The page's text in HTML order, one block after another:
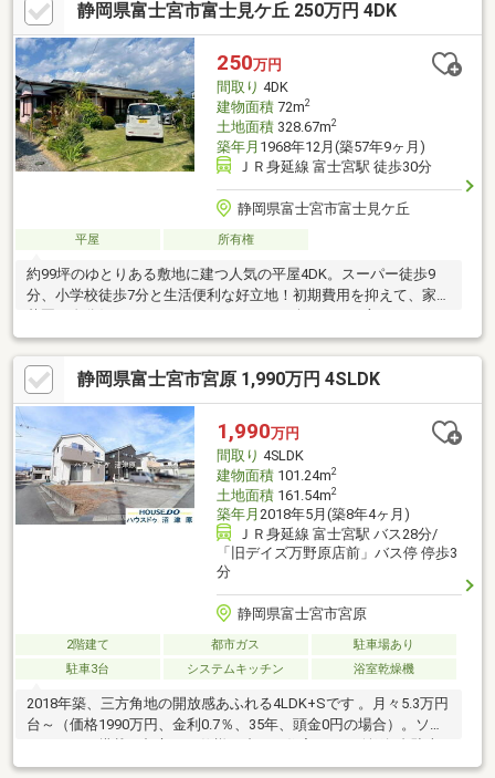
方、どんな些細なことでも構いません。お気軽にご相談下さい！
フリーダイヤル【 ０１２０－００２－７７７ 】までお気軽に
お電話ください！
静岡県富士宮市富士見ケ丘 250万円 4DK
250万円
間取り 4DK
建物面積72m2
土地面積328.67m2
築年月 1968年12月(築57年9ヶ月)
ＪＲ身延線 富士宮駅 徒歩30分
静岡県富士宮市富士見ケ丘
平屋 所有権
約99坪のゆとりある敷地に建つ人気の平屋4DK。スーパー徒歩9
分、小学校徒歩7分と生活便利な好立地！初期費用を抑えて、家庭
菜園や自分好みのDIY・リノベーションを楽しみたい方に！
静岡県富士宮市宮原 1,990万円 4SLDK
1,990万円
間取り 4SLDK
建物面積101.24m2
土地面積161.54m2
築年月 2018年5月(築8年4ヶ月)
ＪＲ身延線 富士宮駅 バス28分/
「旧デイズ万野原店前」バス停 停歩3
分
静岡県富士宮市宮原
2階建て 都市ガス
駐車場あり
駐車3台
システムキッチン 浴室乾燥機
2018年築、三方角地の開放感あふれる4LDK+Sです 。月々5.3万円
台～（価格1990万円、金利0.7％、35年、頭金0円の場合）。ソー
可能で来客時も安心 。大富士小徒歩8分、大富士中徒歩6分と通学